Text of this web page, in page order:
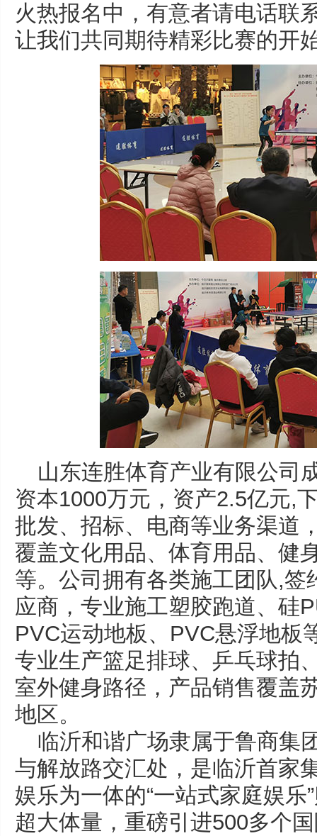
火热报名中，有意者请电话联
让我们共同期待精彩比赛的开
山东连胜体育产业有限公司
资本1000万元，资产2.5亿元,
批发、招标、电商等业务渠道
覆盖文化用品、体育用品、健
等。公司拥有各类施工团队,签
应商，专业施工塑胶跑道、硅
PVC运动地板、PVC悬浮地板
专业生产篮足排球、乒乓球拍
室外健身路径，产品销售覆盖
地区。
临沂和谐广场隶属于鲁商集
与解放路交汇处，是临沂首家
娱乐为一体的“一站式家庭娱乐
超大体量，重磅引进500多个